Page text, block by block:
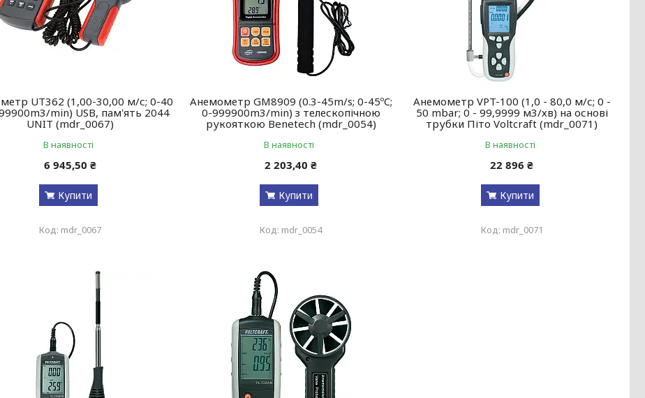
UT362 (1,00-30,00 м/с; 0-40
min) USB, пам'ять 2044
UNIT (mdr_0067)
В наявності
6 945,50 ₴
Купити
mdr_0067
Анемометр GM8909 (0.3-45m/s; 0-45ºC;
0-999900m3/min) з телескопічною
рукояткою Benetech (mdr_0054)
В наявності
2 203,40 ₴
Купити
mdr_0054
Анемометр VPT-100 (1,0 - 80,0 м/с; 0 -
50 mbar; 0 - 99,9999 м3/хв) на основі
трубки Піто Voltcraft (mdr_0071)
В наявності
22 896 ₴
Купити
mdr_0071